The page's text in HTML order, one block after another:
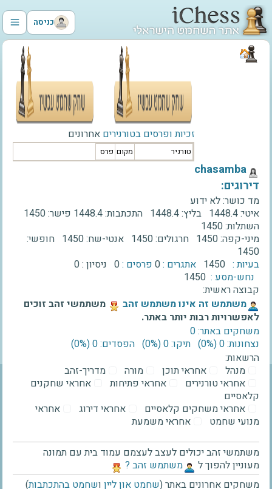
כניסה
זכיות ופרסים בטורנירים אחרונים
טורניר מקום פרס
‫chasamba‬
דירוגים:
מד כושר:לא ידוע
איטי:1448.4 בליץ:1448.4 התכתבות:1448.4 פישר:1450
השתלות:1450
מיני-קפה:1450 חרגולים:1450 אנטי-שח:1450 חופשי:
1450
בעיות : 1450 אתגרים :0 פרסים :0 ניסיון :0
נחש-מסע : 1450
קבוצה ראשית:
‫משתמש זה אינו משתמש זהב‬
משתמשי זהב זוכים
לאפשרויות רבות יותר באתר.
משחקים באתר: 0
נצחונות: 0 ‫(0%)‬
תיקו: 0 ‫(0%)‬
הפסדים: 0 ‫(0%)‬
הרשאות:
מנהל
אחראי תוכן מורה
מדריך-זהב
אחראי טורנירים
אחראי פתיחות
אחראי שחקנים
קלאסיים
אחראי משחקים קלאסיים
אחראי דירוג
אחראי
מנועי שחמט
אחראי משמעת
משתמשי זהב יכולים לעצב לעצמם עמוד בית עם תמונה
מעוניין להפוך ל
‫משתמש זהב ?‬
משחקים אחרונים באתר (שחמט און ליין ושחמט בהתכתבות)